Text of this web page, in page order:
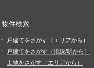
物件検索
戸建てをさがす（エリアから）
戸建てをさがす（沿線/駅から）
土地をさがす（エリアから）